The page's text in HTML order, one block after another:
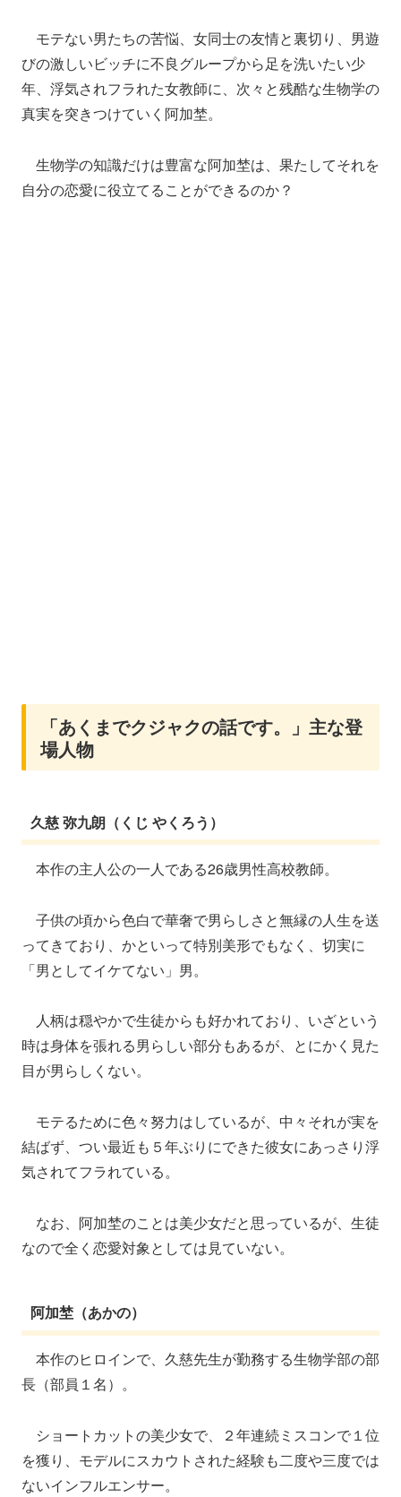
モテない男たちの苦悩、女同士の友情と裏切り、男遊
びの激しいビッチに不良グループから足を洗いたい少
年、浮気されフラれた女教師に、次々と残酷な生物学の
真実を突きつけていく阿加埜。
生物学の知識だけは豊富な阿加埜は、果たしてそれを
自分の恋愛に役立てることができるのか？
「あくまでクジャクの話です。」主な登
場人物
久慈 弥九朗（くじ やくろう）
本作の主人公の一人である26歳男性高校教師。
子供の頃から色白で華奢で男らしさと無縁の人生を送
ってきており、かといって特別美形でもなく、切実に
「男としてイケてない」男。
人柄は穏やかで生徒からも好かれており、いざという
時は身体を張れる男らしい部分もあるが、とにかく見た
目が男らしくない。
モテるために色々努力はしているが、中々それが実を
結ばず、つい最近も５年ぶりにできた彼女にあっさり浮
気されてフラれている。
なお、阿加埜のことは美少女だと思っているが、生徒
なので全く恋愛対象としては見ていない。
阿加埜（あかの）
本作のヒロインで、久慈先生が勤務する生物学部の部
長（部員１名）。
ショートカットの美少女で、２年連続ミスコンで１位
を獲り、モデルにスカウトされた経験も二度や三度では
ないインフルエンサー。